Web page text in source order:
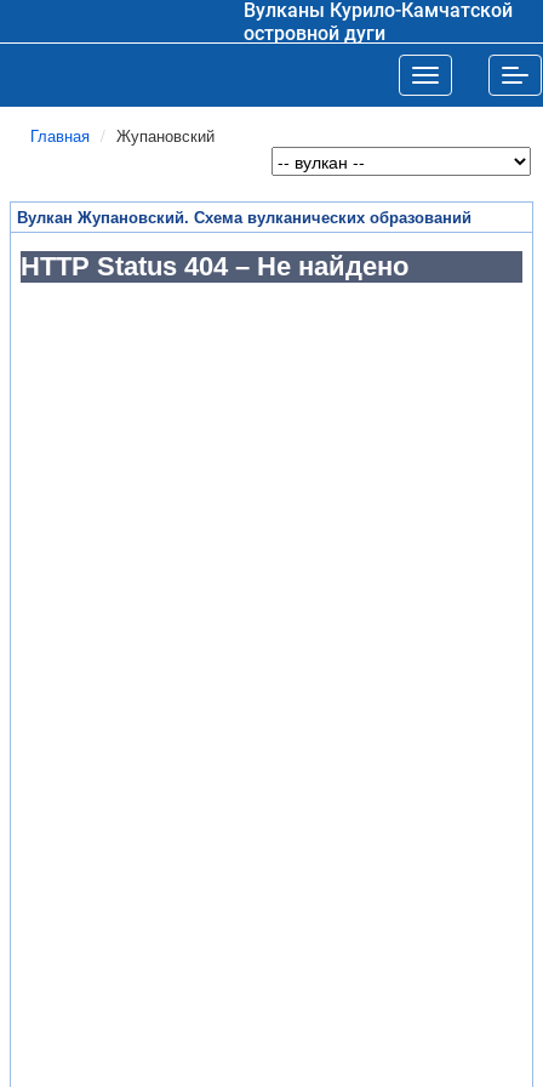
Вулканы Курило-Камчатской
островной дуги
Toggle
Главная Жупановский
Вулкан Жупановский. Схема вулканических образований